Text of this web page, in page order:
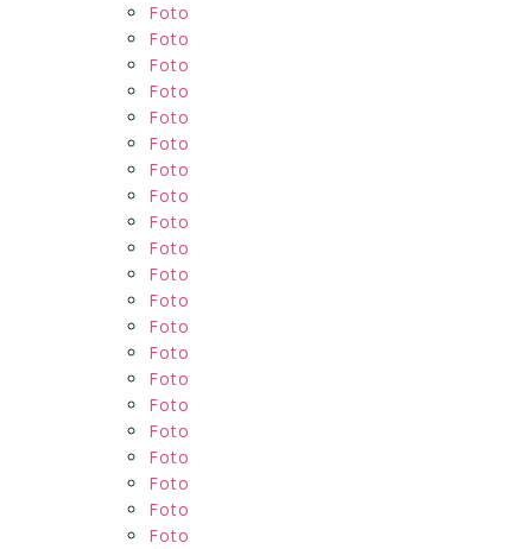
Foto
Foto
Foto
Foto
Foto
Foto
Foto
Foto
Foto
Foto
Foto
Foto
Foto
Foto
Foto
Foto
Foto
Foto
Foto
Foto
Foto